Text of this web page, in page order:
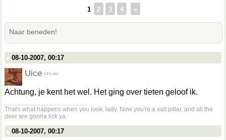
1 2 3 4 »
Naar beneden!
08-10-2007, 00:17
Uice
Achtung, je kent het wel. Het ging over tieten geloof ik.
That's what happens when you look, lady. Now you're a salt pillar, and all the
deer are gonna lick ya.
08-10-2007, 00:17